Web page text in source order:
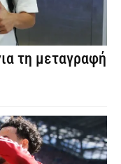
τη μεταγραφή